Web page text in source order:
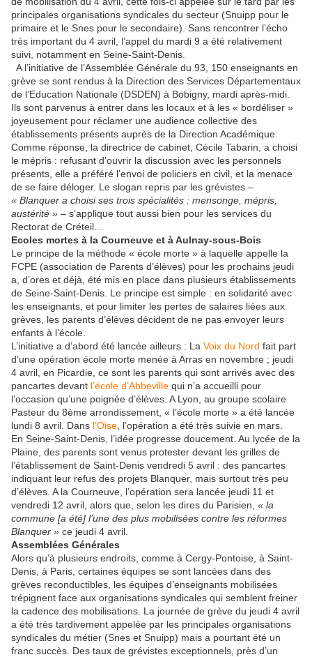
principales organisations syndicales du secteur (Snuipp pour le
primaire et le Snes pour le secondaire). Sans rencontrer l’écho
très important du 4 avril, l’appel du mardi 9 a été relativement
suivi, notamment en Seine-Saint-Denis.
A l’initiative de l’Assemblée Générale du 93, 150 enseignants en
grève se sont rendus à la Direction des Services Départementaux
de l’Education Nationale (DSDEN) à Bobigny, mardi après-midi.
Ils sont parvenus à entrer dans les locaux et à les « bordéliser »
joyeusement pour réclamer une audience collective des
établissements présents auprès de la Direction Académique.
Comme réponse, la directrice de cabinet, Cécile Tabarin, a choisi
le mépris : refusant d’ouvrir la discussion avec les personnels
présents, elle a préféré l’envoi de policiers en civil, et la menace
de se faire déloger. Le slogan repris par les grévistes –
« Blanquer a choisi ses trois spécialités : mensonge, mépris,
austérité » – s’applique tout aussi bien pour les services du
Rectorat de Créteil…
Ecoles mortes à la Courneuve et à Aulnay-sous-Bois
Le principe de la méthode « école morte » à laquelle appelle la
FCPE (association de Parents d’élèves) pour les prochains jeudi
a, d’ores et déjà, été mis en place dans plusieurs établissements
de Seine-Saint-Denis. Le principe est simple : en solidarité avec
les enseignants, et pour limiter les pertes de salaires liées aux
grèves, les parents d’élèves décident de ne pas envoyer leurs
enfants à l’école.
L’initiative a d’abord été lancée ailleurs : La Voix du Nord fait part
d’une opération école morte menée à Arras en novembre ; jeudi
4 avril, en Picardie, ce sont les parents qui sont arrivés avec des
pancartes devant l’école d’Abbeville qui n’a accueilli pour
l’occasion qu’une poignée d’élèves. A Lyon, au groupe scolaire
Pasteur du 8ème arrondissement, « l’école morte » a été lancée
lundi 8 avril. Dans l’Oise , l’opération a été très suivie en mars.
En Seine-Saint-Denis, l’idée progresse doucement. Au lycée de la
Plaine, des parents sont venus protester devant les grilles de
l’établissement de Saint-Denis vendredi 5 avril : des pancartes
indiquant leur refus des projets Blanquer, mais surtout très peu
d’élèves. A la Courneuve, l’opération sera lancée jeudi 11 et
vendredi 12 avril, alors que, selon les dires du Parisien, « la
commune [a été] l’une des plus mobilisées contre les réformes
Blanquer » ce jeudi 4 avril.
Assemblées Générales
Alors qu’à plusieurs endroits, comme à Cergy-Pontoise, à Saint-
Denis, à Paris, certaines équipes se sont lancées dans des
grèves reconductibles, les équipes d’enseignants mobilisées
trépignent face aux organisations syndicales qui semblent freiner
la cadence des mobilisations. La journée de grève du jeudi 4 avril
a été très tardivement appelée par les principales organisations
syndicales du métier (Snes et Snuipp) mais a pourtant été un
franc succès. Des taux de grévistes exceptionnels, près d’un